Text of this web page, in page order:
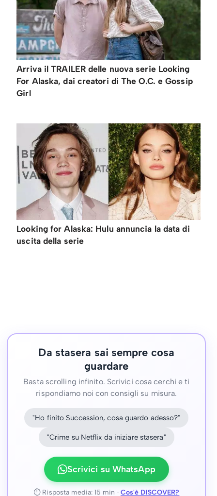
Arriva il TRAILER delle nuova serie Looking
For Alaska, dai creatori di The O.C. e Gossip
Girl
Looking for Alaska: Hulu annuncia la data di
uscita della serie
Da stasera sai sempre cosa
guardare
Basta scrolling infinito. Scrivici cosa cerchi e ti
rispondiamo noi con consigli su misura.
"Ho finito Succession, cosa guardo adesso?"
"Crime su Netflix da iniziare stasera"
Scrivici su WhatsApp
⏱ Risposta media: 15 min · Cos'è DISCOVER?